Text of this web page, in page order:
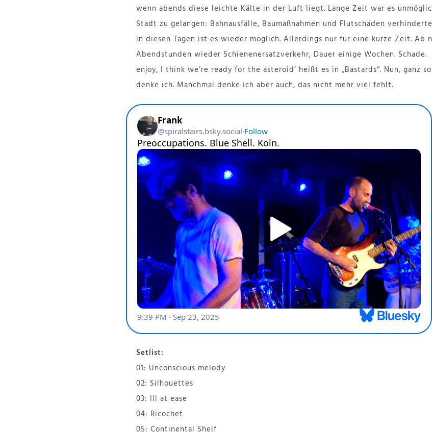
wenn abends diese leichte Kälte in der Luft liegt. Lange Zeit war es
Stadt zu gelangen: Bahnausfälle, Baumaßnahmen und Flutschäden
in diesen Tagen ist es wieder möglich. Allerdings nur für eine kurze Zeit. Ab
Abendstunden wieder Schienenersatzverkehr, Dauer einige Wochen.
enjoy, I think we’re ready for the asteroid‘ heißt es in „Bastards“. Nun, ganz
denke ich. Manchmal denke ich aber auch, das nicht mehr viel fehlt.
Setlist:
01: Unconscious melody
02: Silhouettes
03: Ill at ease
04: Ricochet